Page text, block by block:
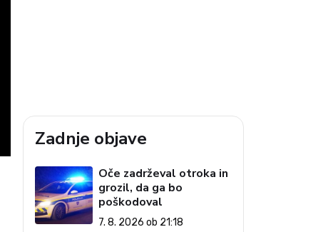
Zadnje objave
Oče zadrževal otroka in
grozil, da ga bo
poškodoval
7. 8. 2026 ob 21:18